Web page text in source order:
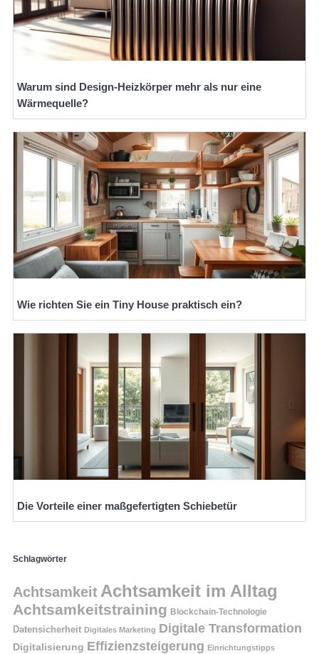
Warum sind Design-Heizkörper mehr als nur eine
Wärmequelle?
Wie richten Sie ein Tiny House praktisch ein?
Die Vorteile einer maßgefertigten Schiebetür
Schlagwörter
Achtsamkeit Achtsamkeit im Alltag
Achtsamkeitstraining Blockchain-Technologie
Datensicherheit Digitales Marketing Digitale Transformation
Digitalisierung Effizienzsteigerung Einrichtungstipps